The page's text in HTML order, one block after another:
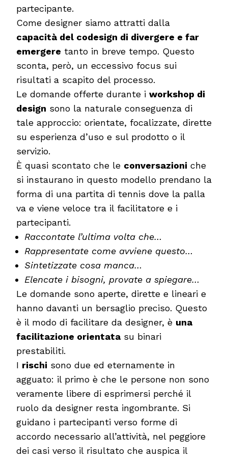
partecipante.
Come designer siamo attratti dalla
capacità del codesign di divergere e far
emergere tanto in breve tempo. Questo
sconta, però, un eccessivo focus sui
risultati a scapito del processo.
Le domande offerte durante i workshop di
design sono la naturale conseguenza di
tale approccio: orientate, focalizzate, dirette
su esperienza d’uso e sul prodotto o il
servizio.
È quasi scontato che le conversazioni che
si instaurano in questo modello prendano la
forma di una partita di tennis dove la palla
va e viene veloce tra il facilitatore e i
partecipanti.
Raccontate l’ultima volta che…
Rappresentate come avviene questo…
Sintetizzate cosa manca…
Elencate i bisogni, provate a spiegare…
Le domande sono aperte, dirette e lineari e
hanno davanti un bersaglio preciso. Questo
è il modo di facilitare da designer, è una
facilitazione orientata su binari
prestabiliti.
I rischi sono due ed eternamente in
agguato: il primo è che le persone non sono
veramente libere di esprimersi perché il
ruolo da designer resta ingombrante. Si
guidano i partecipanti verso forme di
accordo necessario all’attività, nel peggiore
dei casi verso il risultato che auspica il